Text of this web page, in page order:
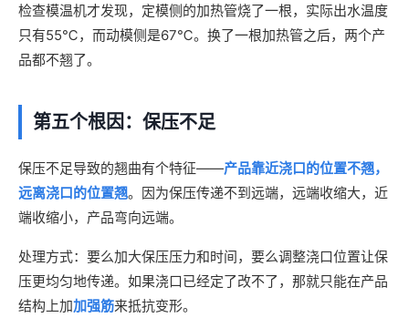
检查模温机才发现，定模侧的加热管烧了一根，实际出水温度
只有55℃，而动模侧是67℃。换了一根加热管之后，两个产
品都不翘了。
第五个根因：保压不足
保压不足导致的翘曲有个特征——产品靠近浇口的位置不翘，
远离浇口的位置翘。因为保压传递不到远端，远端收缩大，近
端收缩小，产品弯向远端。
处理方式：要么加大保压压力和时间，要么调整浇口位置让保
压更均匀地传递。如果浇口已经定了改不了，那就只能在产品
结构上加加强筋来抵抗变形。